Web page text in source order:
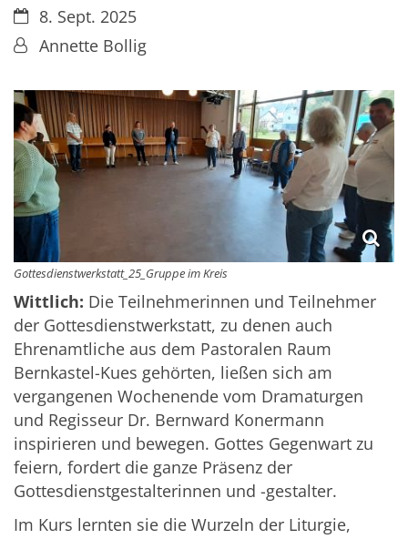
Datum:8. Sept. 2025
Von:Annette Bollig
Gottesdienstwerkstatt_25_Gruppe im Kreis
Wittlich: Die Teilnehmerinnen und Teilnehmer
der Gottesdienstwerkstatt, zu denen auch
Ehrenamtliche aus dem Pastoralen Raum
Bernkastel-Kues gehörten, ließen sich am
vergangenen Wochenende vom Dramaturgen
und Regisseur Dr. Bernward Konermann
inspirieren und bewegen. Gottes Gegenwart zu
feiern, fordert die ganze Präsenz der
Gottesdienstgestalterinnen und -gestalter.
Im Kurs lernten sie die Wurzeln der Liturgie,